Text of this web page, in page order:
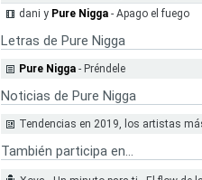
dani y Pure Nigga - Apago el fuego
Letras de Pure Nigga
Pure Nigga - Préndele
Noticias de Pure Nigga
Tendencias en 2019, los artistas
También participa en...